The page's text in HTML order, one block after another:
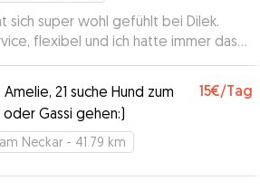
sich super wohl gefühlt bei Dilek.
flexibel und ich hatte immer das
Lenny in guten Händen ist. Wir
auf jeden Fall wieder buchen.”
Amelie, 21 suche Hund zum
Gassi gehen:)
15€/Tag
Neckar - 41.79 km